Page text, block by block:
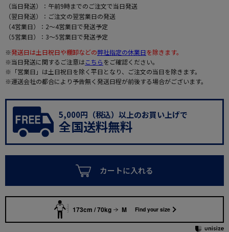
（当日発送）：午前9時までのご注文で当日発送
（翌日発送）：ご注文の翌営業日の発送
（4営業日）：2～4営業日で発送予定
（5営業日）：3～5営業日で発送予定
※発送日は土日祝日や棚卸などの弊社指定の休業日を除きます。
※当日発送に関するご注意はこちらをご確認ください。
※「営業日」は土日祝日を除く平日となり、ご注文の当日を除きます。
※運送会社の都合により予告無く発送日程が前後する場合がございます。
5,000円（税込）以上のお買い上げで
全国送料無料
カートに入れる
173cm / 70kg M Find your size